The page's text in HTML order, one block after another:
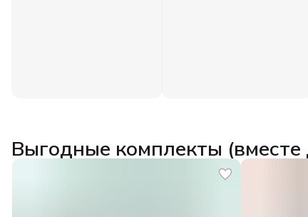
Выгодные комплекты (вместе